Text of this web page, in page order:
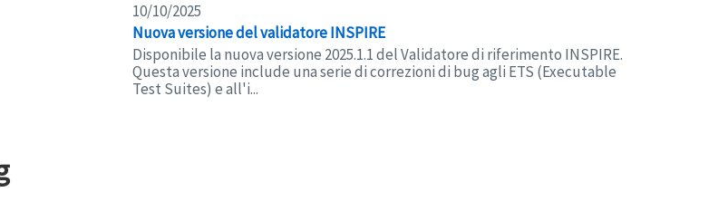
10/10/2025
Nuova versione del validatore INSPIRE
Disponibile la nuova versione 2025.1.1 del Validatore di riferimento INSPIRE.
Questa versione include una serie di correzioni di bug agli ETS (Executable
Test Suites) e all'i...